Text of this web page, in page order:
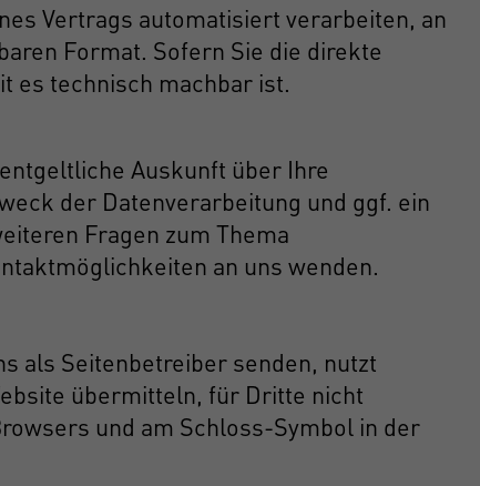
Vertrags automatisiert verarbeiten, an
Format. Sofern Sie die direkte
es technisch machbar ist.
Auskunft über Ihre
der Datenverarbeitung und ggf. ein
Fragen zum Thema
an uns wenden.
als Seitenbetreiber senden, nutzt
übermitteln, für Dritte nicht
und am Schloss-Symbol in der